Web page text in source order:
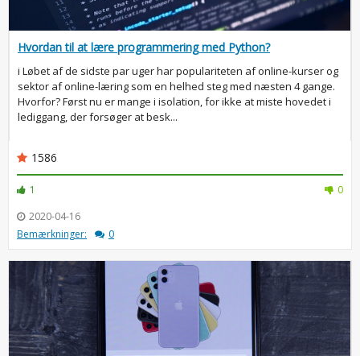
Hvordan til at lære programmering med Python?
i Løbet af de sidste par uger har populariteten af online-kurser og
sektor af online-læring som en helhed steg med næsten 4 gange.
Hvorfor? Først nu er mange i isolation, for ikke at miste hovedet i
lediggang, der forsøger at besk...
1586
1
0
2020-04-16
Bemærkninger:
0